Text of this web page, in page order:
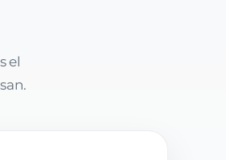
el